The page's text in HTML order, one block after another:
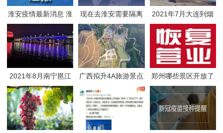
淮安疫情最新消息 淮
安疫情防控政策
现在去淮安需要隔离
吗 淮安最新隔离政策
2021年7月大连到烟
台航线因台风停航
2021年8月南宁邕江
夜游活动
广西拟升4A旅游景点
郑州哪些景区开放了
郑州景区什么时候恢
复开放